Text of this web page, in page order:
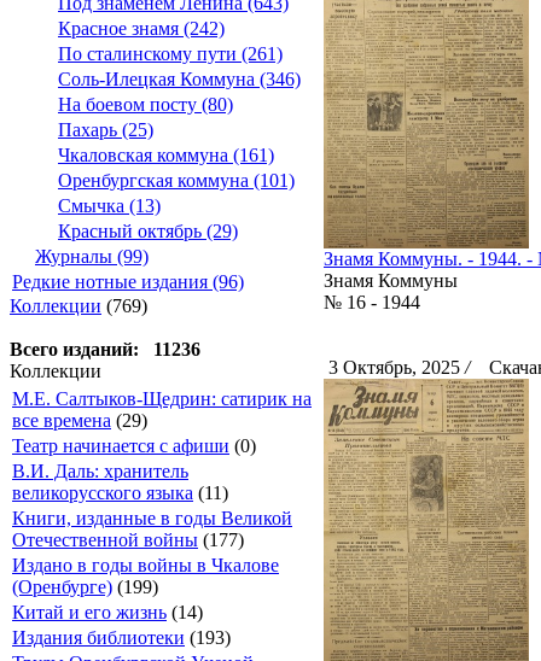
Красное знамя (242)
По сталинскому пути (261)
Соль-Илецкая Коммуна (346)
На боевом посту (80)
Пахарь (25)
Чкаловская коммуна (161)
Оренбургская коммуна (101)
Смычка (13)
Красный октябрь (29)
Журналы (99)
Редкие нотные издания (96)
Коллекции (769)
Всего изданий: 11236
Коллекции
М.Е. Салтыков-Щедрин: сатирик на
все времена (29)
Театр начинается с афиши (0)
В.И. Даль: хранитель
великорусского языка (11)
Книги, изданные в годы Великой
Отечественной войны (177)
Издано в годы войны в Чкалове
(Оренбурге) (199)
Китай и его жизнь (14)
Издания библиотеки (193)
Знамя Коммуны. - 1944. -
Знамя Коммуны
№ 16 - 1944
3 Октябрь, 2025 /